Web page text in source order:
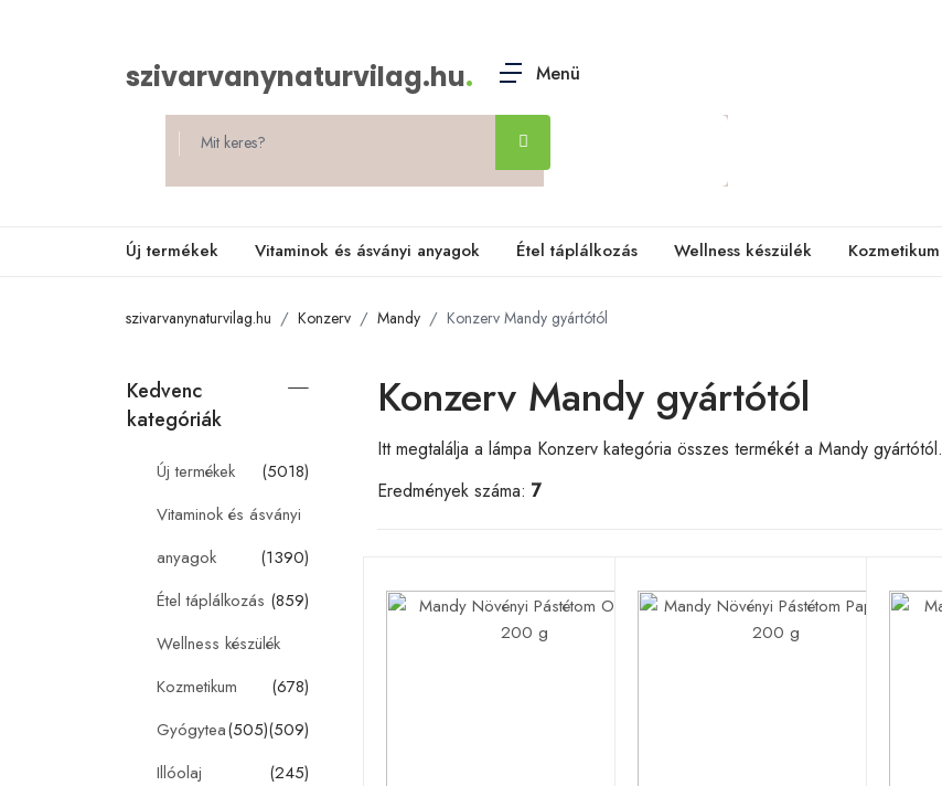
szivarvanynaturvilag.hu. Menü
Új termékek Vitaminok és ásványi anyagok Étel táplálkozás Wellness készülék Kozmetikum
szivarvanynaturvilag.hu Konzerv Mandy Konzerv Mandy gyártótól
Kedvenc
kategóriák
Új termékek
(5018)
Vitaminok és ásványi
anyagok
(1390)
Étel táplálkozás (859)
Wellness készülék
(678)
Kozmetikum
(509)
Gyógytea(505)
Illóolaj
(245)
Konzerv Mandy gyártótól
Itt megtalálja a lámpa Konzerv kategória összes termékét a Mandy gyártótól.
Eredmények száma: 7